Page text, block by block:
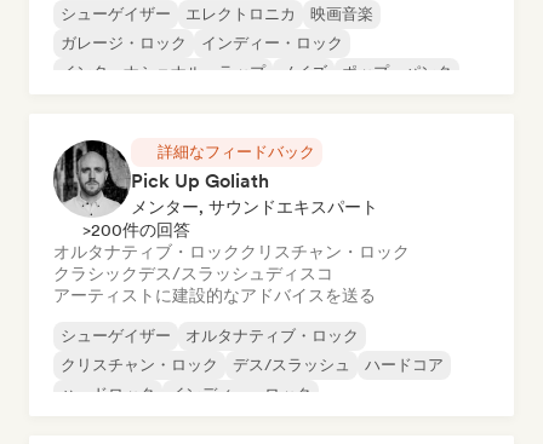
シューゲイザー エレクトロニカ
映画音楽
ガレージ・ロック
インディー・ロック
インターナショナル・ラップ
ノイズ ポップ・パンク
詳細なフィードバック
Pick Up Goliath
メンター, サウンドエキスパート
>200件の回答
オルタナティブ・ロッククリスチャン・ロック
クラシックデス/スラッシュ ディスコ
アーティストに建設的なアドバイスを送る
シューゲイザー
オルタナティブ・ロック
クリスチャン・ロック
デス/スラッシュ
ハードコア
ハードロック
インディー・ロック